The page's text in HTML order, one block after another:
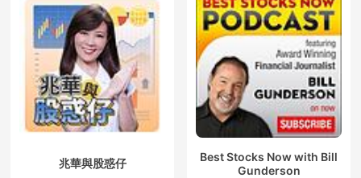
兆華與股惑仔
Best Stocks Now with Bill
Gunderson